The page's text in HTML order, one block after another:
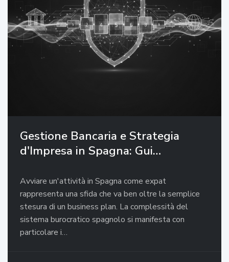
Gestione Bancaria e Strategia
d'Impresa in Spagna: Gui…
Avviare un'attività in Spagna come expat
rappresenta una sfida che va ben oltre la semplice
stesura di un business plan. La complessità del
sistema burocratico spagnolo si manifesta con
particolare i…